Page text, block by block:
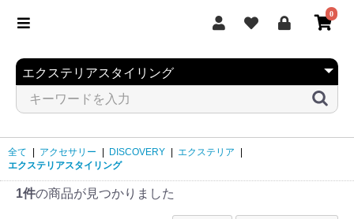
0
全て | アクセサリー | DISCOVERY | エクステリア
|
エクステリアスタイリング
1件の商品が見つかりました